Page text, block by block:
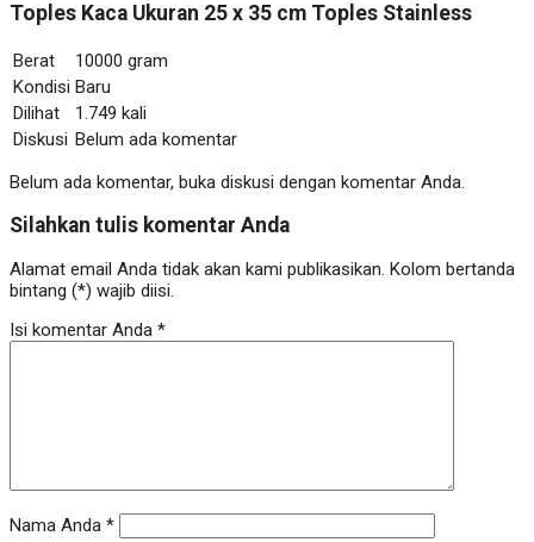
Toples Kaca Ukuran 25 x 35 cm Toples Stainless
Berat
10000 gram
Kondisi Baru
Dilihat
1.749 kali
Diskusi Belum ada komentar
Belum ada komentar, buka diskusi dengan komentar Anda.
Silahkan tulis komentar Anda
Alamat email Anda tidak akan kami publikasikan. Kolom bertanda
bintang (*) wajib diisi.
Isi komentar Anda *
Nama Anda *